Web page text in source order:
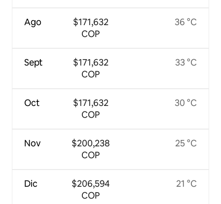
Ago
Sept
Oct
Nov
Dic
$171,632
COP
$171,632
COP
$171,632
COP
$200,238
COP
$206,594
COP
36 °C
33 °C
30 °C
25 °C
21 °C